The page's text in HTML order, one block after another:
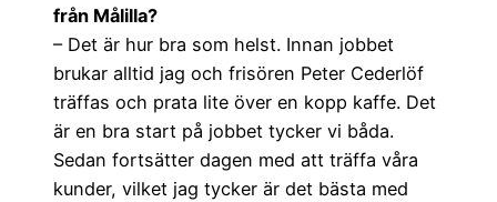
från Målilla?
– Det är hur bra som helst. Innan jobbet
brukar alltid jag och frisören Peter Cederlöf
träffas och prata lite över en kopp kaffe. Det
är en bra start på jobbet tycker vi båda.
Sedan fortsätter dagen med att träffa våra
kunder, vilket jag tycker är det bästa med